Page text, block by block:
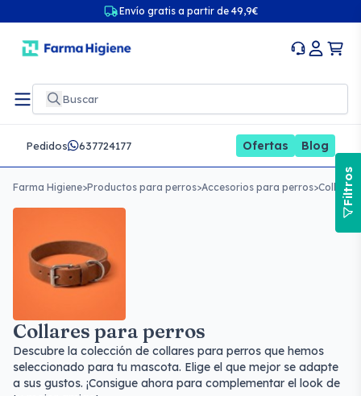
Envío gratis a partir de 49,9€
Pedidos 637724177 Ofertas Blog
Farma Higiene>Productos para perros>Accesorios para perros>Collares
Collares para perros
Descubre la colección de collares para perros que hemos
seleccionado para tu mascota. Elige el que mejor se adapte
a sus gustos. ¡Consigue ahora para complementar el look de
Filtros